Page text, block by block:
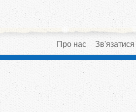
Про нас